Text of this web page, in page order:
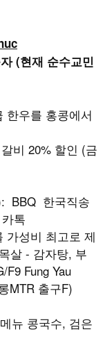
(현재 순수교민
한우를 홍콩에서
비 20% 할인 (금
BBQ 한국직송
톡
가성비 최고로 제
살 - 감자탕, 부
F9 Fung Yau
MTR 출구F)
뉴 콩국수, 검은